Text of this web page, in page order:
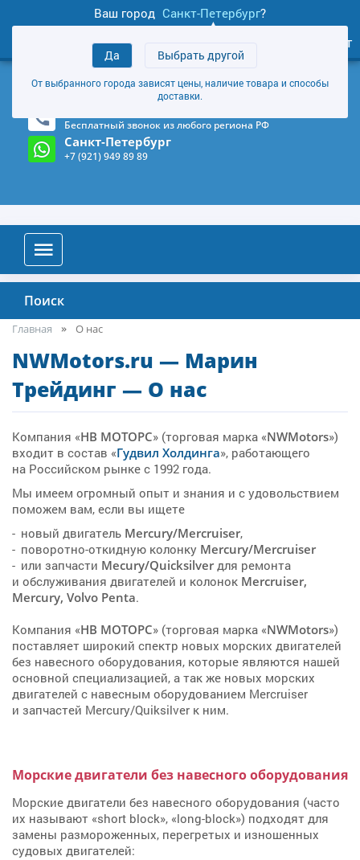
Ваш город Санкт-Петербург?
Да Выбрать другой
От выбранного города зависят цены, наличие товара и способы
доставки.
товаров
Личный кабинет
+7 (921) 949 89 89
Магазин и склад в Санкт-Петербурге (Карта)
Бесплатный звонок из любого региона РФ
Санкт-Петербург
+7 (921) 949 89 89
Поиск
Главная О нас
NWMotors.ru — Марин
Трейдинг — О нас
Компания «НВ МОТОРС» (торговая марка «NWMotors»)
входит в состав «Гудвил Холдинга», работающего
на Российском рынке с 1992 года.
Мы имеем огромный опыт и знания и с удовольствием
поможем вам, если вы ищете
новый двигатель Mercury/Mercruiser,
поворотно-откидную колонку Mercury/Mercruiser
или запчасти Mecury/Quicksilver для ремонта
и обслуживания двигателей и колонок Mercruiser,
Mercury, Volvo Penta.
Компания «НВ МОТОРС» (торговая марка «NWMotors»)
поставляет широкий спектр новых морских двигателей
без навесного оборудования, которые являются нашей
основной специализацией, а так же новых морских
двигателей с навесным оборудованием Mercruiser
и запчастей Mercury/Quiksilver к ним.
Морские двигатели без навесного оборудования
Морские двигатели без навесного оборудования (часто
их называют «short block», «long-block») подходят для
замены размороженных, перегретых и изношенных
судовых двигателей: